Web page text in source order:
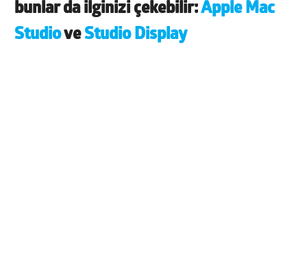
bunlar da ilginizi çekebilir:Apple Mac
Studiove Studio Display